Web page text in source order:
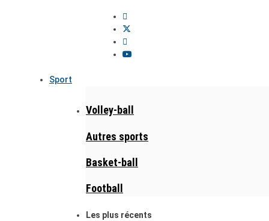
Sport
Volley-ball
Autres sports
Basket-ball
Football
Les plus récents